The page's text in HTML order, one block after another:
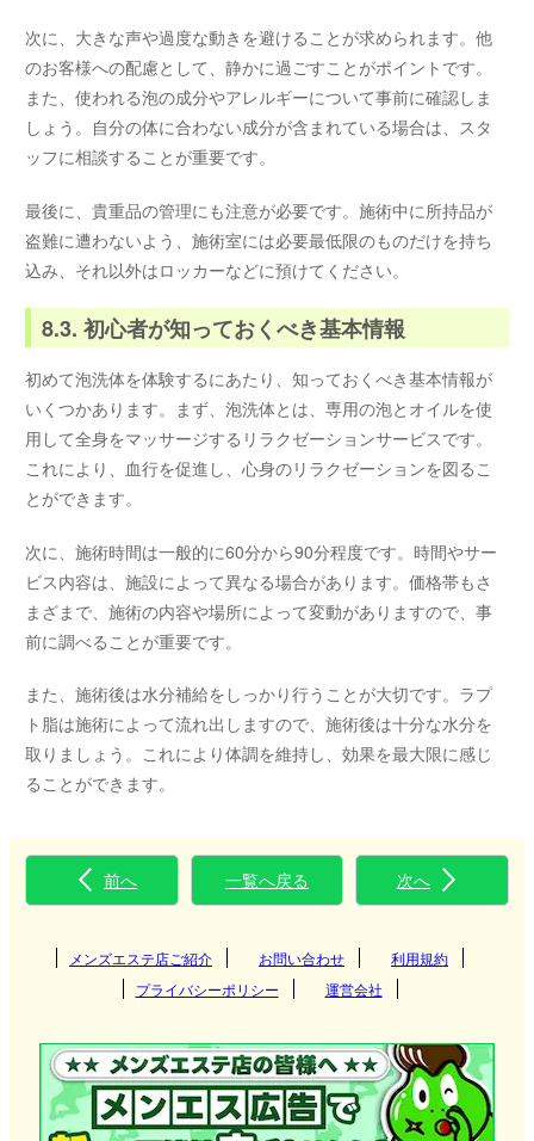
次に、大きな声や過度な動きを避けることが求められます。他
のお客様への配慮として、静かに過ごすことがポイントです。
また、使われる泡の成分やアレルギーについて事前に確認しま
しょう。自分の体に合わない成分が含まれている場合は、スタ
ッフに相談することが重要です。
最後に、貴重品の管理にも注意が必要です。施術中に所持品が
盗難に遭わないよう、施術室には必要最低限のものだけを持ち
込み、それ以外はロッカーなどに預けてください。
8.3. 初心者が知っておくべき基本情報
初めて泡洗体を体験するにあたり、知っておくべき基本情報が
いくつかあります。まず、泡洗体とは、専用の泡とオイルを使
用して全身をマッサージするリラクゼーションサービスです。
これにより、血行を促進し、心身のリラクゼーションを図るこ
とができます。
次に、施術時間は一般的に60分から90分程度です。時間やサー
ビス内容は、施設によって異なる場合があります。価格帯もさ
まざまで、施術の内容や場所によって変動がありますので、事
前に調べることが重要です。
また、施術後は水分補給をしっかり行うことが大切です。ラプ
ト脂は施術によって流れ出しますので、施術後は十分な水分を
取りましょう。これにより体調を維持し、効果を最大限に感じ
ることができます。
前へ 一覧へ戻る 次へ
メンズエステ店ご紹介 お問い合わせ
利用規約
プライバシーポリシー
運営会社